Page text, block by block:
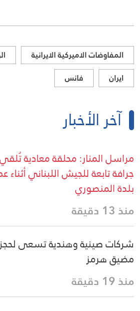
المفاوضات الاميركية الايرانية
ايران
فانس
آخر الأخبار
مراسل المنار: محلقة معادية تُلقي
جرافة تابعة للجيش اللبناني
بلدة المنصوري
منذ 13 دقيقة
شركات صينية وهندية تسعى
مضيق هرمز
منذ 19 دقيقة